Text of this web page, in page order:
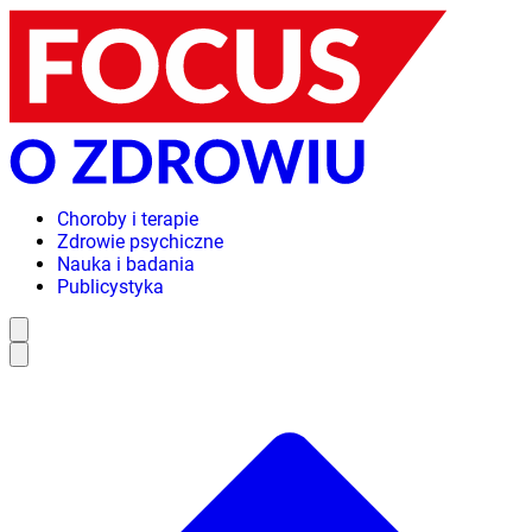
Choroby i terapie
Zdrowie psychiczne
Nauka i badania
Publicystyka